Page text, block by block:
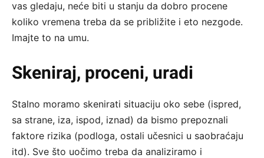
vas gledaju, neće biti u stanju da dobro procene
koliko vremena treba da se približite i eto nezgode.
Imajte to na umu.
Skeniraj, proceni, uradi
Stalno moramo skenirati situaciju oko sebe (ispred,
sa strane, iza, ispod, iznad) da bismo prepoznali
faktore rizika (podloga, ostali učesnici u saobraćaju
itd). Sve što uočimo treba da analiziramo i